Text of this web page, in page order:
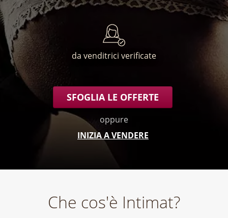
da venditrici verificate
SFOGLIA LE OFFERTE
oppure
INIZIA A VENDERE
Che cos'è Intimat?